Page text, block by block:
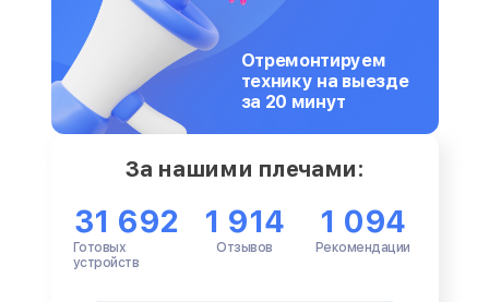
Отремонтируем
технику на выезде
за 20 минут
За нашими плечами:
31 692
Готовых
устройств
1 914
Отзывов
1 094
Рекомендации